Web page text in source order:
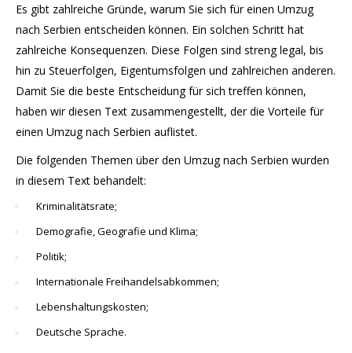
Es gibt zahlreiche Gründe, warum Sie sich für einen Umzug
nach Serbien entscheiden können. Ein solchen Schritt hat
zahlreiche Konsequenzen. Diese Folgen sind streng legal, bis
hin zu Steuerfolgen, Eigentumsfolgen und zahlreichen anderen.
Damit Sie die beste Entscheidung für sich treffen können,
haben wir diesen Text zusammengestellt, der die Vorteile für
einen Umzug nach Serbien auflistet.
Die folgenden Themen über den Umzug nach Serbien wurden
in diesem Text behandelt:
Kriminalitätsrate;
Demografie, Geografie und Klima;
Politik;
Internationale Freihandelsabkommen;
Lebenshaltungskosten;
Deutsche Sprache.